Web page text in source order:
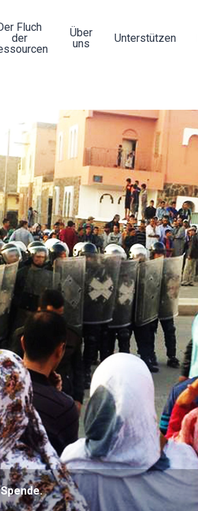
Fluch
der
Über
uns
Unterstützen